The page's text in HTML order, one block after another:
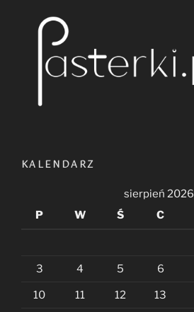
KALENDARZ
sierpień 2026
P
W Ś C
3 4 5 6
10 11 12 13